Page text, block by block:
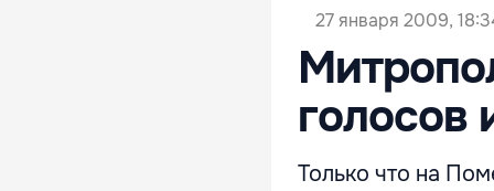
27 января 2009,
голосов
Только что на